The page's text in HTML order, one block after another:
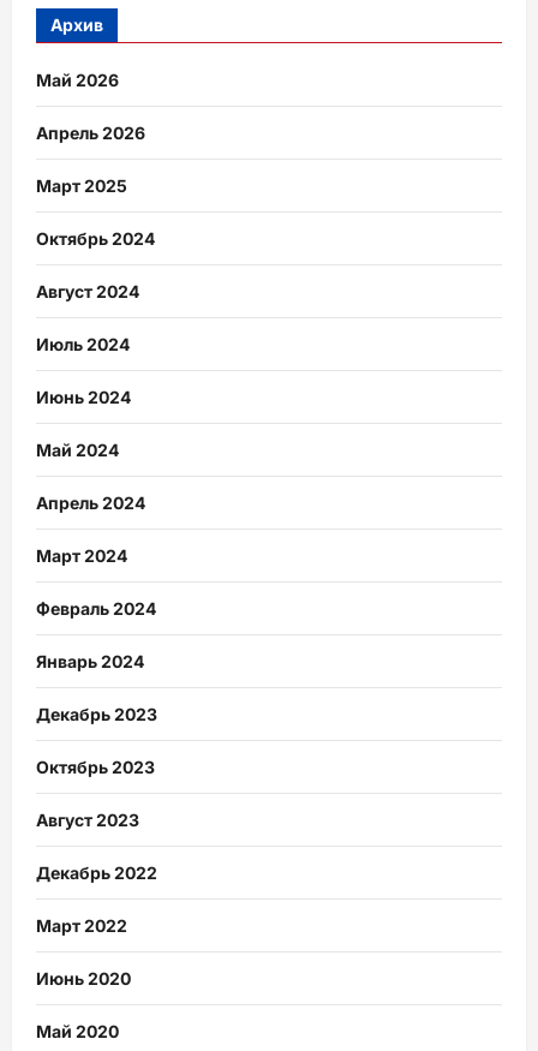
Архив
Май 2026
Апрель 2026
Март 2025
Октябрь 2024
Август 2024
Июль 2024
Июнь 2024
Май 2024
Апрель 2024
Март 2024
Февраль 2024
Январь 2024
Декабрь 2023
Октябрь 2023
Август 2023
Декабрь 2022
Март 2022
Июнь 2020
Май 2020